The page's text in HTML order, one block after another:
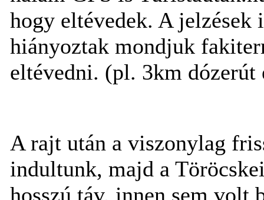
hogy eltévedek. A
hiányoztak mondjuk
eltévedni. (pl. 3km
A rajt után a viszonylag
indultunk, majd a
hosszú táv, innen sem volt